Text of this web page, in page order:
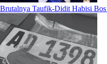
Brutalnya Taufik-Didit Habisi